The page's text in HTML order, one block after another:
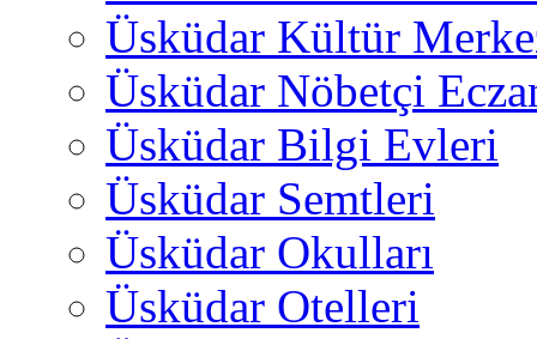
Üsküdar Kültür
Üsküdar Nöbetçi
Üsküdar Bilgi Evleri
Üsküdar Semtleri
Üsküdar Okulları
Üsküdar Otelleri